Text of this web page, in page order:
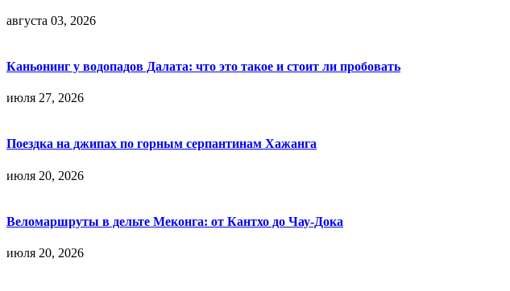
августа 03, 2026
Каньонинг у водопадов Далата: что это такое и стоит ли пробовать
июля 27, 2026
Поездка на джипах по горным серпантинам Хажанга
июля 20, 2026
Веломаршруты в дельте Меконга: от Кантхо до Чау-Дока
июля 20, 2026